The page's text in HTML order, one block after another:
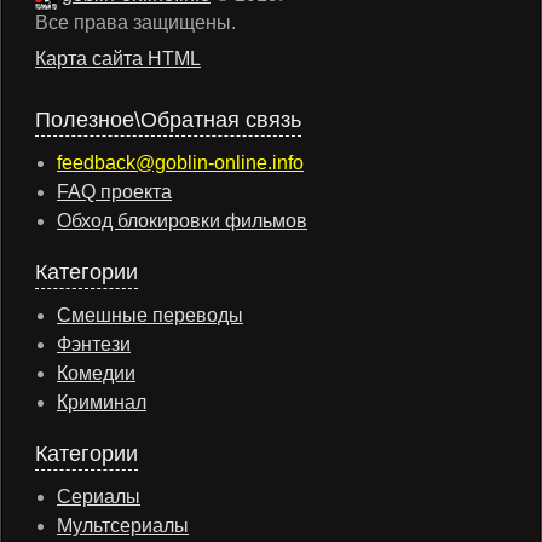
Все права защищены.
Карта сайта HTML
Полезное\Обратная связь
feedback@goblin-online.info
FAQ проекта
Обход блокировки фильмов
Категории
Смешные переводы
Фэнтези
Комедии
Криминал
Категории
Сериалы
Мультсериалы